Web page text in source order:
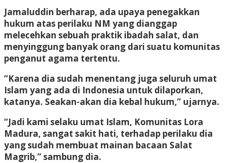
Jamaluddin berharap, ada upaya penegakkan
hukum atas perilaku NM yang dianggap
melecehkan sebuah praktik ibadah salat, dan
menyinggung banyak orang dari suatu komunitas
penganut agama tertentu.
“Karena dia sudah menentang juga seluruh umat
Islam yang ada di Indonesia untuk dilaporkan,
katanya. Seakan-akan dia kebal hukum,” ujarnya.
“Jadi kami selaku umat Islam, Komunitas Lora
Madura, sangat sakit hati, terhadap perilaku dia
yang sudah membuat mainan bacaan Salat
Magrib,” sambung dia.